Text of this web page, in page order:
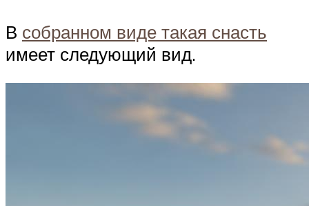
В собранном виде такая снасть
имеет следующий вид.